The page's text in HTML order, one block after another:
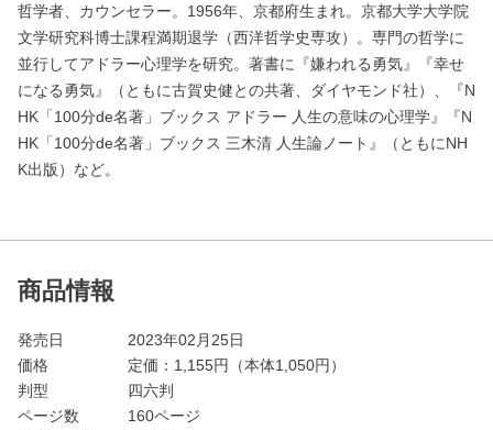
哲学者、カウンセラー。1956年、京都府生まれ。京都大学大学院
文学研究科博士課程満期退学（西洋哲学史専攻）。専門の哲学に
並行してアドラー心理学を研究。著書に『嫌われる勇気』『幸せ
になる勇気』（ともに古賀史健との共著、ダイヤモンド社）、『N
HK「100分de名著」ブックス アドラー 人生の意味の心理学』『N
HK「100分de名著」ブックス 三木清 人生論ノート』（ともにNH
K出版）など。
商品情報
発売日
2023年02月25日
価格
定価： 1,155円（本体1,050円）
判型
四六判
ページ数
160ページ